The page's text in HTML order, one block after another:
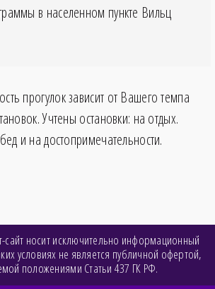
в населенном пункте Вильц
прогулок зависит от Вашего темпа
Учтены остановки: на отдых.
и на достопримечательности.
сайт носит исключительно информационный
условиях не является публичной офертой,
положениями Статьи 437 ГК РФ.